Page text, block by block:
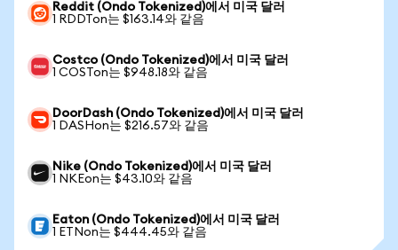
Reddit (Ondo Tokenized)에서 미국 달러
1 RDDTon는 $163.14와 같음
Costco (Ondo Tokenized)에서 미국 달러
1 COSTon는 $948.18와 같음
DoorDash (Ondo Tokenized)에서 미국 달러
1 DASHon는 $216.57와 같음
Nike (Ondo Tokenized)에서 미국 달러
1 NKEon는 $43.10와 같음
Eaton (Ondo Tokenized)에서 미국 달러
1 ETNon는 $444.45와 같음